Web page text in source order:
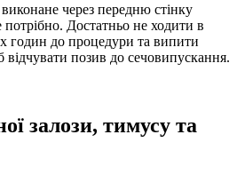
через передню стінку
Достатньо не ходити в
годин до процедури та випити
позив до сечовипускання.
залози, тимусу та